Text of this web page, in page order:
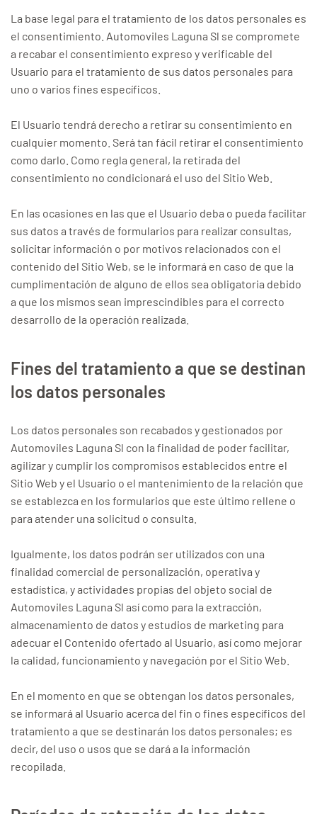
La base legal para el tratamiento de los datos personales es
el consentimiento. Automoviles Laguna Sl se compromete
a recabar el consentimiento expreso y verificable del
Usuario para el tratamiento de sus datos personales para
uno o varios fines específicos.
El Usuario tendrá derecho a retirar su consentimiento en
cualquier momento. Será tan fácil retirar el consentimiento
como darlo. Como regla general, la retirada del
consentimiento no condicionará el uso del Sitio Web.
En las ocasiones en las que el Usuario deba o pueda facilitar
sus datos a través de formularios para realizar consultas,
solicitar información o por motivos relacionados con el
contenido del Sitio Web, se le informará en caso de que la
cumplimentación de alguno de ellos sea obligatoria debido
a que los mismos sean imprescindibles para el correcto
desarrollo de la operación realizada.
Fines del tratamiento a que se destinan
los datos personales
Los datos personales son recabados y gestionados por
Automoviles Laguna Sl con la finalidad de poder facilitar,
agilizar y cumplir los compromisos establecidos entre el
Sitio Web y el Usuario o el mantenimiento de la relación que
se establezca en los formularios que este último rellene o
para atender una solicitud o consulta.
Igualmente, los datos podrán ser utilizados con una
finalidad comercial de personalización, operativa y
estadística, y actividades propias del objeto social de
Automoviles Laguna Sl así como para la extracción,
almacenamiento de datos y estudios de marketing para
adecuar el Contenido ofertado al Usuario, así como mejorar
la calidad, funcionamiento y navegación por el Sitio Web.
En el momento en que se obtengan los datos personales,
se informará al Usuario acerca del fin o fines específicos del
tratamiento a que se destinarán los datos personales; es
decir, del uso o usos que se dará a la información
recopilada.